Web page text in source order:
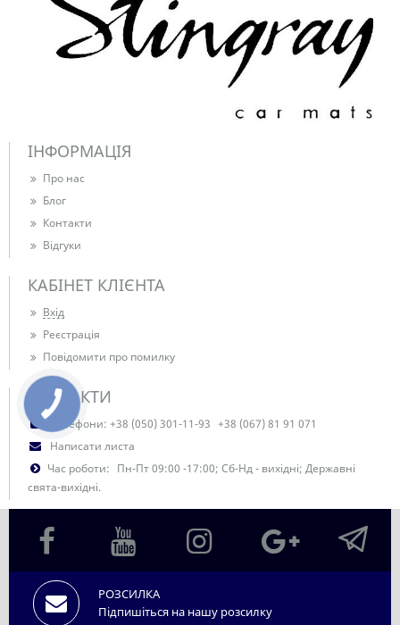
ІНФОРМАЦІЯ
Про нас
Блог
Контакти
Відгуки
КАБІНЕТ КЛІЄНТА
Вхід
Реєстрація
Повідомити про помилку
КОНТАКТИ
Телефони: +38 (050) 301-11-93 +38 (067) 81 91 071
Написати листа
Час роботи: Пн-Пт 09:00 -17:00; Сб-Нд - вихідні; Державні
свята-вихідні.
РОЗСИЛКА
Підпишіться на нашу розсилку
КНОПКА
ЗВ'ЯЗКУ